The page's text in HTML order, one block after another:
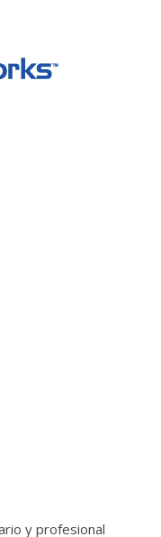
y profesional